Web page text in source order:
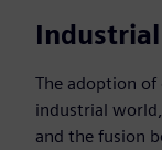
The adoption of
industrial
and the fusion